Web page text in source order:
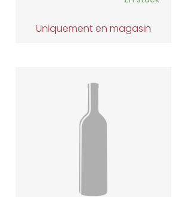
Uniquement en magasin